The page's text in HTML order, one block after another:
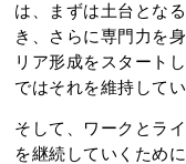
は、まずは土台とな
き、さらに専門力を
リア形成をスタート
ではそれを維持して
そして、ワークとラ
を継続していくため